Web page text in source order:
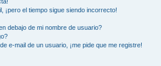
¡pero el tiempo sigue siendo incorrecto!
debajo de mi nombre de usuario?
e-mail de un usuario, ¡me pide que me registre!